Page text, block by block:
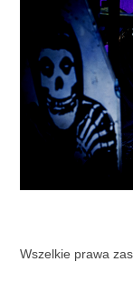
Wszelkie prawa